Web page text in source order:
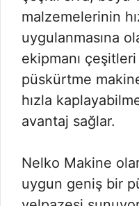
malzemelerinin
uygulanmasına
ekipmanı
püskürtme
hızla
avantaj sağlar.
Nelko Makine
uygun geniş bir